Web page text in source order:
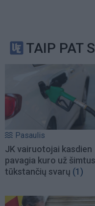
TAIP PAT
Pasaulis
JK vairuotojai kasdien
pavagia kuro už šimtus
tūkstančių svarų (1)